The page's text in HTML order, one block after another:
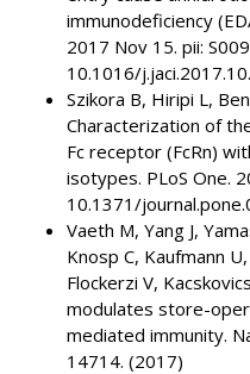
immunodeficiency
2017 Nov 15. pii:
10.1016/
Szikora B, Hiripi L,
Characterization of
Fc receptor (FcRn)
isotypes. PLoS One.
10.1371/
Vaeth M, Yang J,
Knosp C, Kaufmann
Flockerzi V,
modulates store-
mediated immunity.
14714. (2017)